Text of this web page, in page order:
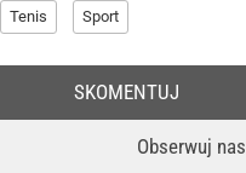
Tenis Sport
Obserwuj nas
SKOMENTUJ